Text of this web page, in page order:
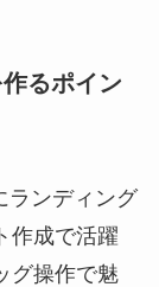
るポイン
ランディング
作成で活躍
グ操作で魅